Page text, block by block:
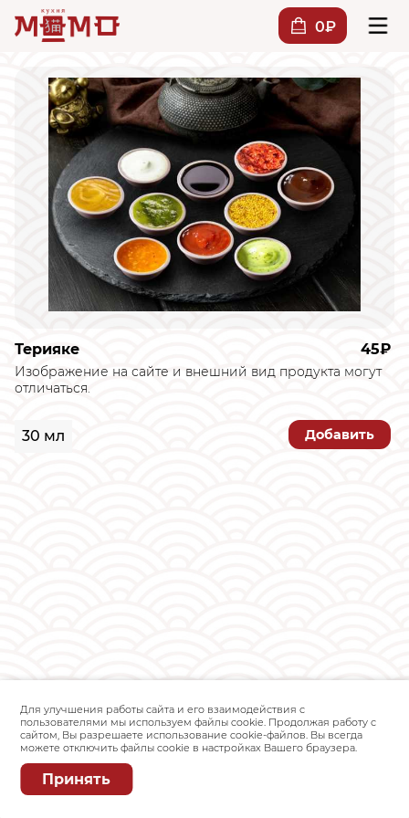
0₽
Терияке 45₽
Изображение на сайте и внешний вид продукта могут
отличаться.
30 мл Добавить
Для улучшения работы сайта и его взаимодействия с
пользователями мы используем файлы cookie. Продолжая работу с
сайтом, Вы разрешаете использование cookie-файлов. Вы всегда
можете отключить файлы cookie в настройках Вашего браузера.
Принять